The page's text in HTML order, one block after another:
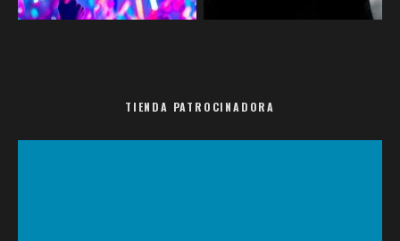
TIENDA PATROCINADORA